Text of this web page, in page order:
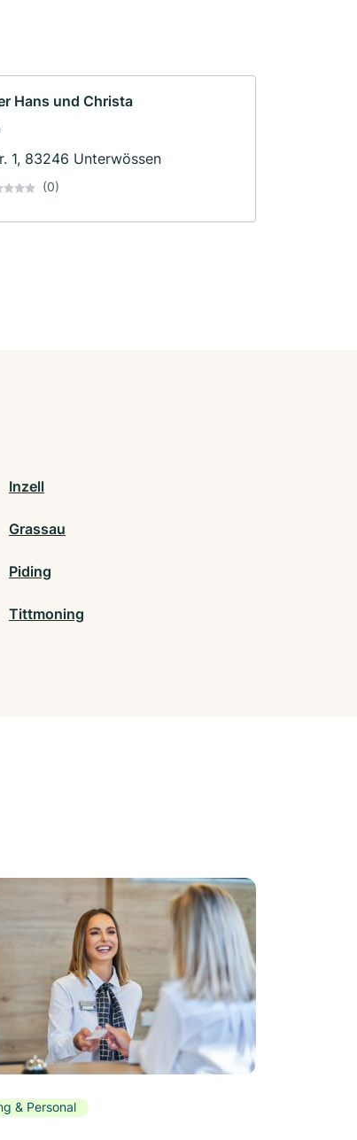
Hans und Christa
1, 83246 Unterwössen
(0)
Inzell
Grassau
Piding
Tittmoning
& Personal